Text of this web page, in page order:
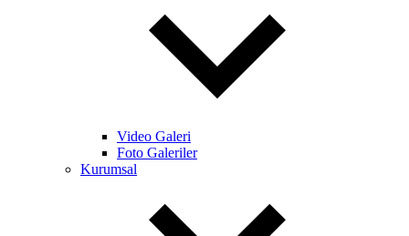
Video Galeri
Foto Galeriler
Kurumsal